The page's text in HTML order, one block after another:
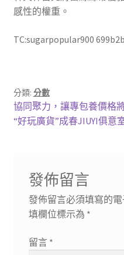
感性的權重。
TC:sugarpopular900
分類: 分數
文
章
覽
上
一
協同聚力，讓專包養價格
下
“好玩廣貨”成春JIUYI俱意
發佈留言
發佈留言必須填寫的
填欄位標示為 *
留言 *